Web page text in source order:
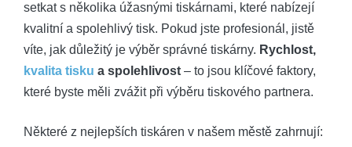
setkat s několika úžasnými tiskárnami, které nabízejí
‍kvalitní a spolehlivý tisk. Pokud jste profesionál, jistě
víte, ⁣jak důležitý je ‍výběr ⁢správné tiskárny. Rychlost,
kvalita tisku ‌ a spolehlivost –⁤ to⁤ jsou klíčové faktory,
které ‌byste ​měli zvážit ⁤při výběru tiskového‌ partnera.
Některé z nejlepších tiskáren v našem městě ‍zahrnují: